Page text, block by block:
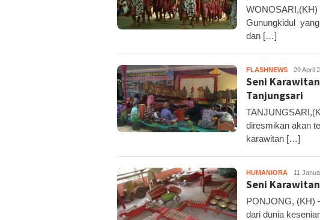
Gunungkidul
dan […]
FLASHNEWS KH1
29 April
Seni
Tanjungsari
diresmikan akan
karawitan […]
HUMANIORA KH11
Seni
PONJONG, (KH)
dari dunia